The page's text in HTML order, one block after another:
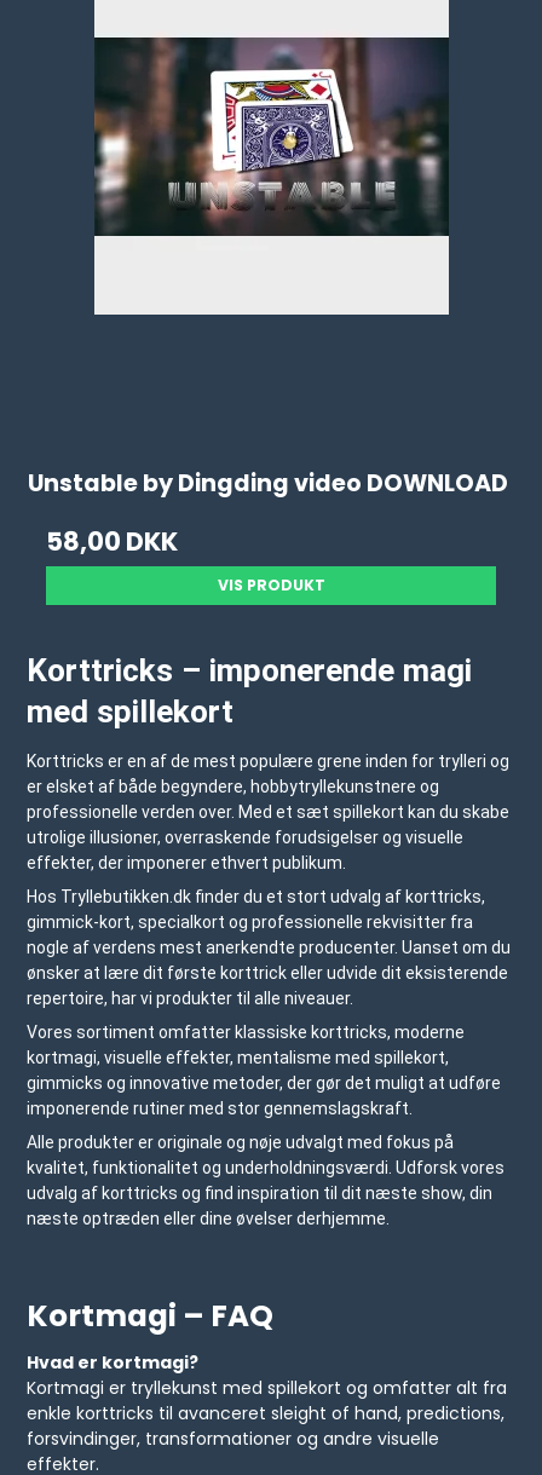
Unstable by Dingding video DOWNLOAD
58,00 DKK
VIS PRODUKT
Korttricks – imponerende magi
med spillekort
Korttricks er en af de mest populære grene inden for trylleri og
er elsket af både begyndere, hobbytryllekunstnere og
professionelle verden over. Med et sæt spillekort kan du skabe
utrolige illusioner, overraskende forudsigelser og visuelle
effekter, der imponerer ethvert publikum.
Hos Tryllebutikken.dk finder du et stort udvalg af korttricks,
gimmick-kort, specialkort og professionelle rekvisitter fra
nogle af verdens mest anerkendte producenter. Uanset om du
ønsker at lære dit første korttrick eller udvide dit eksisterende
repertoire, har vi produkter til alle niveauer.
Vores sortiment omfatter klassiske korttricks, moderne
kortmagi, visuelle effekter, mentalisme med spillekort,
gimmicks og innovative metoder, der gør det muligt at udføre
imponerende rutiner med stor gennemslagskraft.
Alle produkter er originale og nøje udvalgt med fokus på
kvalitet, funktionalitet og underholdningsværdi. Udforsk vores
udvalg af korttricks og find inspiration til dit næste show, din
næste optræden eller dine øvelser derhjemme.
Kortmagi – FAQ
Hvad er kortmagi?
Kortmagi er tryllekunst med spillekort og omfatter alt fra
enkle korttricks til avanceret sleight of hand, predictions,
forsvindinger, transformationer og andre visuelle
effekter.